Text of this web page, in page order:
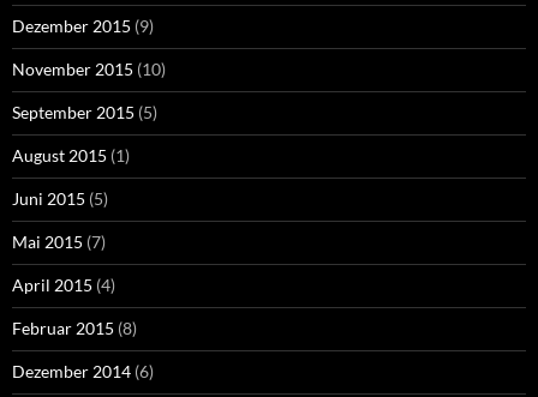
Dezember 2015 (9)
November 2015 (10)
September 2015 (5)
August 2015 (1)
Juni 2015 (5)
Mai 2015 (7)
April 2015 (4)
Februar 2015 (8)
Dezember 2014 (6)